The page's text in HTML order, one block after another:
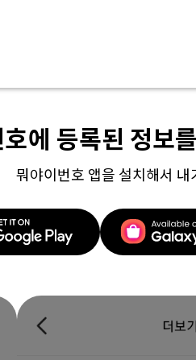
에 등록된 정보
뭐야이번호 앱을 설치해서